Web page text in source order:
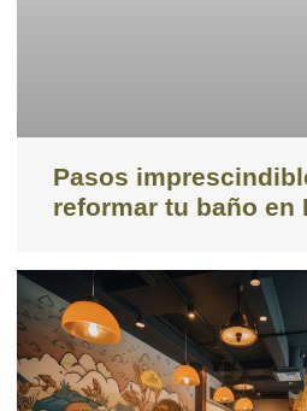
Pasos
reformar tu baño en